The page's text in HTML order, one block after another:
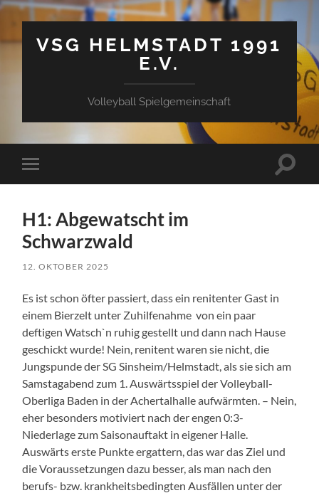
VSG HELMSTADT 1991
E.V.
Volleyball Spielgemeinschaft
Mobile-
Menü
H1: Abgewatscht im
Schwarzwald
12. OKTOBER 2025
Es ist schon öfter passiert, dass ein renitenter Gast in
einem Bierzelt unter Zuhilfenahme von ein paar
deftigen Watsch`n ruhig gestellt und dann nach Hause
geschickt wurde! Nein, renitent waren sie nicht, die
Jungspunde der SG Sinsheim/Helmstadt, als sie sich am
Samstagabend zum 1. Auswärtsspiel der Volleyball-
Oberliga Baden in der Achertalhalle aufwärmten. – Nein,
eher besonders motiviert nach der engen 0:3-
Niederlage zum Saisonauftakt in eigener Halle.
Auswärts erste Punkte ergattern, das war das Ziel und
die Voraussetzungen dazu besser, als man nach den
berufs- bzw. krankheitsbedingten Ausfällen unter der